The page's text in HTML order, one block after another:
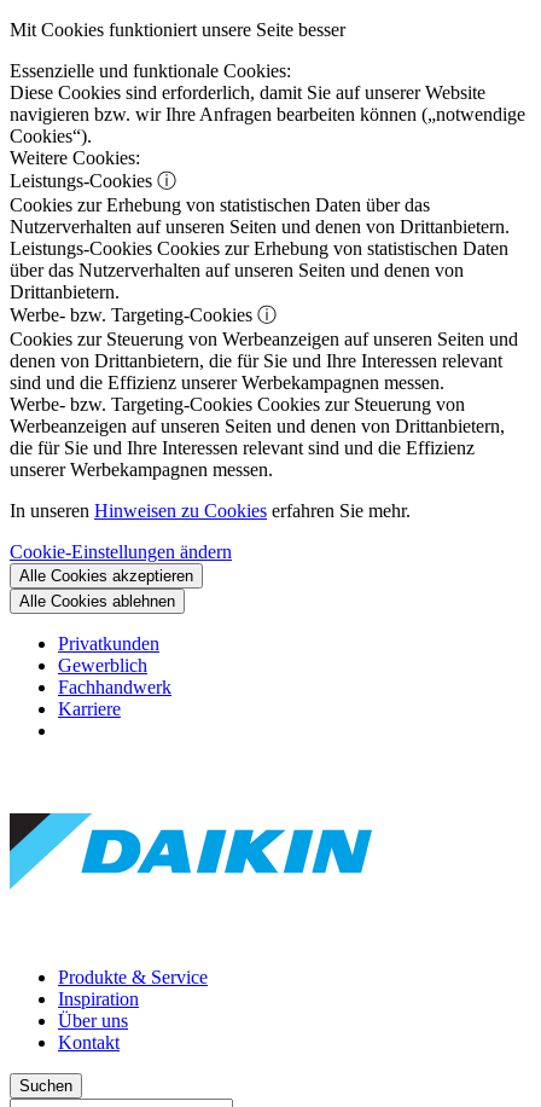
Mit Cookies funktioniert unsere Seite besser
Essenzielle und funktionale Cookies:
Diese Cookies sind erforderlich, damit Sie auf unserer Website
navigieren bzw. wir Ihre Anfragen bearbeiten können („notwendige
Cookies“).
Weitere Cookies:
Leistungs-Cookies ⓘ
Cookies zur Erhebung von statistischen Daten über das
Nutzerverhalten auf unseren Seiten und denen von Drittanbietern.
Leistungs-Cookies Cookies zur Erhebung von statistischen Daten
über das Nutzerverhalten auf unseren Seiten und denen von
Drittanbietern.
Werbe- bzw. Targeting-Cookies ⓘ
Cookies zur Steuerung von Werbeanzeigen auf unseren Seiten und
denen von Drittanbietern, die für Sie und Ihre Interessen relevant
sind und die Effizienz unserer Werbekampagnen messen.
Werbe- bzw. Targeting-Cookies Cookies zur Steuerung von
Werbeanzeigen auf unseren Seiten und denen von Drittanbietern,
die für Sie und Ihre Interessen relevant sind und die Effizienz
unserer Werbekampagnen messen.
In unseren Hinweisen zu Cookies erfahren Sie mehr.
Cookie-Einstellungen ändern
Alle Cookies akzeptieren
Alle Cookies ablehnen
Privatkunden
Gewerblich
Fachhandwerk
Karriere
Produkte & Service
Inspiration
Über uns
Kontakt
Suchen